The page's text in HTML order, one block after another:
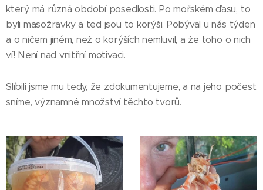
který má různá období posedlosti. Po mořském ďasu, to
byli masožravky a teď jsou to korýši. Pobýval u nás týden
a o ničem jiném, než o korýších nemluvil, a že toho o nich
ví! Není nad vnitřní motivaci.
Slíbili jsme mu tedy, že zdokumentujeme, a na jeho počest
sníme, významné množství těchto tvorů.